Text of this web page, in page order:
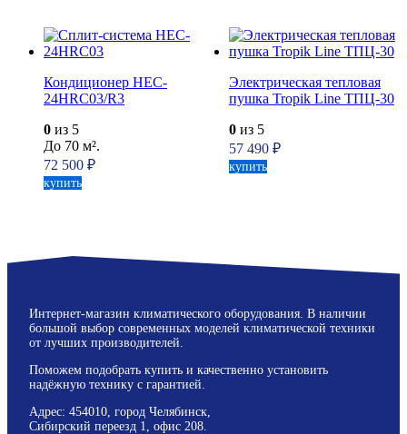
Кондиционер HEC-
24HRC03/R3
0 из 5
До 70 м².
72 500 ₽
купить
Электрическая тепловая
пушка Tropik Line ТПЦ-30
0из 5
57 490 ₽
купить
Интернет-магазин климатического оборудования. В наличии
большой выбор современных моделей климатической техники
от лучших производителей.
Поможем подобрать купить и качественно установить
надёжную технику с гарантией.
Адрес: 454010, город Челябинск,
Сибирский переезд 1, офис 208.